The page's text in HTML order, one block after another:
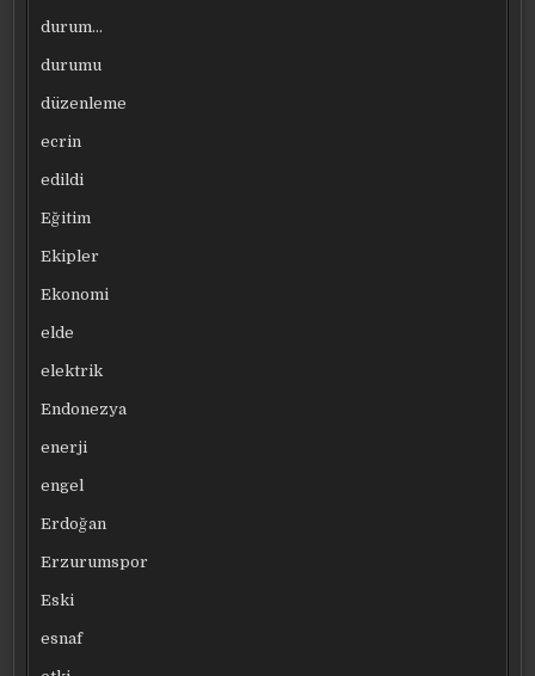
durum…
durumu
düzenleme
ecrin
edildi
Eğitim
Ekipler
Ekonomi
elde
elektrik
Endonezya
enerji
engel
Erdoğan
Erzurumspor
Eski
esnaf